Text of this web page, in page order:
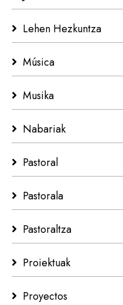
Lehen Hezkuntza
Música
Musika
Nabariak
Pastoral
Pastorala
Pastoraltza
Proiektuak
Proyectos